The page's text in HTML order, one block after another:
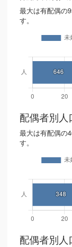
最大は有配偶の
す。
配偶者別人
最大は有配偶の
す。
配偶者別人